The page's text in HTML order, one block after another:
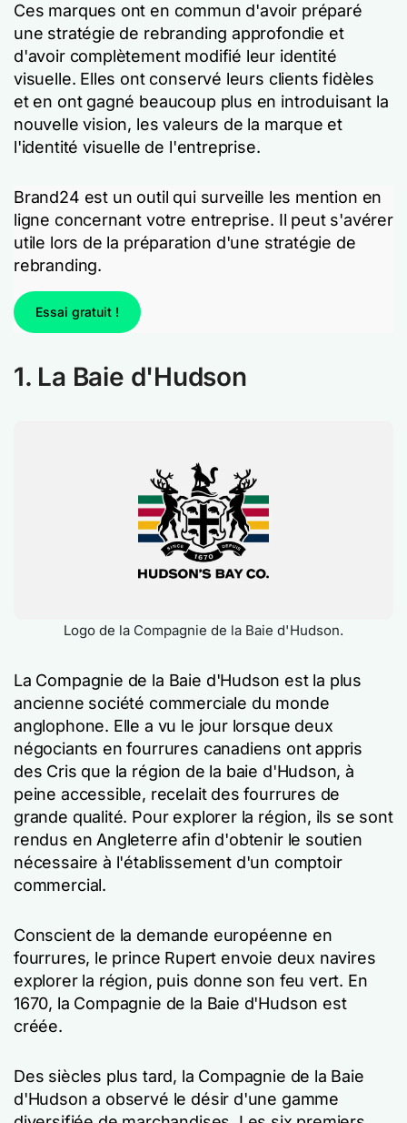
Ces marques ont en commun d'avoir préparé
une stratégie de rebranding approfondie et
d'avoir complètement modifié leur identité
visuelle. Elles ont conservé leurs clients fidèles
et en ont gagné beaucoup plus en introduisant la
nouvelle vision, les valeurs de la marque et
l'identité visuelle de l'entreprise.
Brand24 est un outil qui surveille les mention en
ligne concernant votre entreprise. Il peut s'avérer
utile lors de la préparation d'une stratégie de
rebranding.
Essai gratuit !
1. La Baie d'Hudson
Logo de la Compagnie de la Baie d'Hudson.
La Compagnie de la Baie d'Hudson est la plus
ancienne société commerciale du monde
anglophone. Elle a vu le jour lorsque deux
négociants en fourrures canadiens ont appris
des Cris que la région de la baie d'Hudson, à
peine accessible, recelait des fourrures de
grande qualité. Pour explorer la région, ils se sont
rendus en Angleterre afin d'obtenir le soutien
nécessaire à l'établissement d'un comptoir
commercial.
Conscient de la demande européenne en
fourrures, le prince Rupert envoie deux navires
explorer la région, puis donne son feu vert. En
1670, la Compagnie de la Baie d'Hudson est
créée.
Des siècles plus tard, la Compagnie de la Baie
d'Hudson a observé le désir d'une gamme